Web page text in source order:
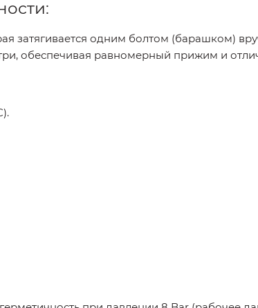
затягивается одним болтом (барашком)
обеспечивая равномерный прижим и